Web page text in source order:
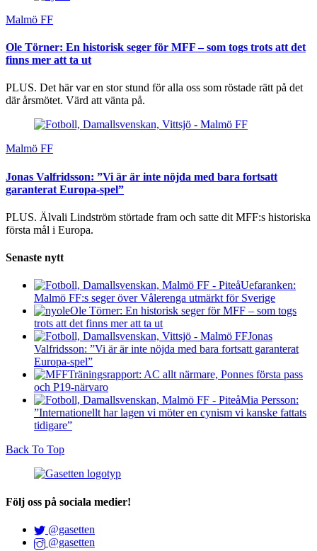
Malmö FF
Ole Törner: En historisk seger för MFF – som togs trots att det
finns mer att ta ut
PLUS. Det här var en stor stund för alla oss som röstade rätt på det
där årsmötet. Värd att vänta på.
Malmö FF
Jonas Valfridsson: ”Vi är är inte nöjda med bara fortsatt
garanterat Europa-spel”
PLUS. Älvali Lindström störtade fram och satte dit MFF:s historiska
första mål i Europa.
Senaste nytt
Uefaranken:
Malmö FF:s seger över Vålerenga utmärkt för Sverige
Ole Törner: En historisk seger för MFF – som togs
trots att det finns mer att ta ut
Jonas
Valfridsson: ”Vi är är inte nöjda med bara fortsatt garanterat
Europa-spel”
Träningsrapport: AC allt närmare, Ponnes första pass
och P19-närvaro
Mia Persson:
”Internationellt har lagen vi möter en cynism vi kanske fattats
tidigare”
Back To Top
Följ oss på sociala medier!
@gasetten
@gasetten